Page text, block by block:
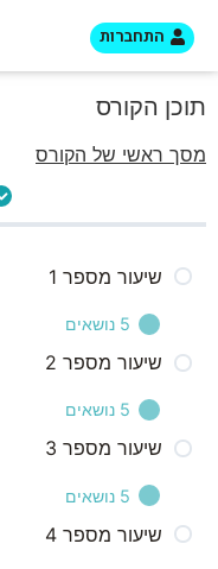
התחברות
תוכן הקורס
מסך ראשי של הקורס
שיעור מספר 1
5 נושאים
פתיח
הבלו פרינט
שיעור מספר 2
5 נושאים
פתיח
בלו – פרינט שלם
שיעור מספר 3
5 נושאים
שיעור מספר 4